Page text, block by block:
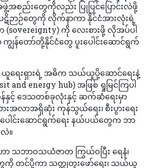
အစည်းတွေကိုလည်း ပြုပြင်ပြောင်းလဲဖို့
ဉာဉ်တွေကို လိုက်နာကာ နိုင်ငံအားလုံးရဲ့
(sovereignty) ကို လေးစားဖို့ လိုအပ်ပါ
ျွန်တော်တို့နိုင်ငံတွေ ပူးပေါင်းဆောင်ရွက်
ေးရှားရဲ့ အဓိက သယ်ယူပို့ဆောင်ရေးနဲ့
and energy hub) အဖြစ် ရှုမြင်ကြပါ
င့် ဒေသတစ်ခုလုံးနှင့် ဆက်ဆံရေးမှာ
အလာအရှိဆုံး ကုန်သွယ်ရေး၊ စီးပွားရေး
းပေါင်းဆောင်ရွက်ရေး နယ်ပယ်တွေက ဘာ
။
သဘာဝသယံဇာတ ကြွယ်ဝပြီး ရေနံ၊
ကို တင်ပို့ကာ သတ္တုတူးဖော်ရေး၊ သယ်ယူ